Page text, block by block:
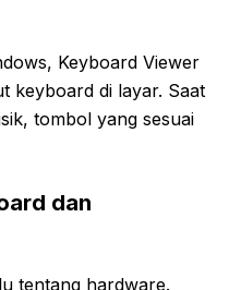
Keyboard Viewer
keyboard di layar. Saat
tombol yang sesuai
dan
tentang hardware.